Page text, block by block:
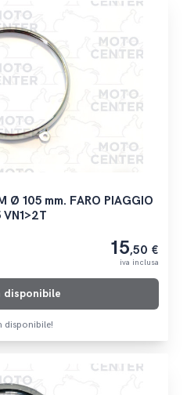
Ø 105 mm. FARO PIAGGIO
VN1>2T
15,50 €
iva inclusa
disponibile
disponibile!